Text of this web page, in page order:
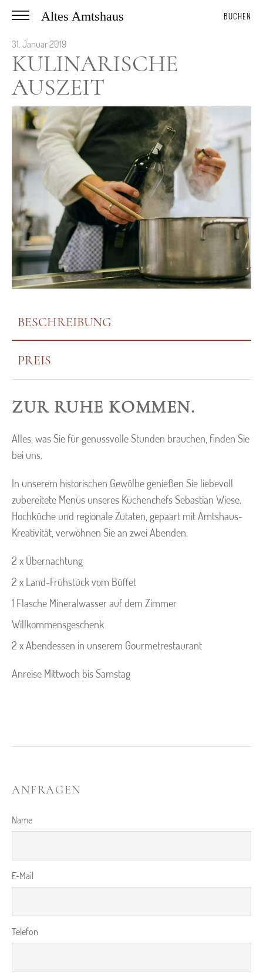
Altes Amtshaus BUCHEN
31. Januar 2019
KULINARISCHE
AUSZEIT
BESCHREIBUNG
PREIS
ZUR RUHE KOMMEN.
Alles, was Sie für genussvolle Stunden brauchen, finden Sie
bei uns.
In unserem historischen Gewölbe genießen Sie liebevoll
zubereitete Menüs unseres Küchenchefs Sebastian Wiese.
Hochküche und regionale Zutaten, gepaart mit Amtshaus-
Kreativität, verwöhnen Sie an zwei Abenden.
2 x Übernachtung
2 x Land-Frühstück vom Büffet
1 Flasche Mineralwasser auf dem Zimmer
Willkommensgeschenk
2 x Abendessen in unserem Gourmetrestaurant
Anreise Mittwoch bis Samstag
ANFRAGEN
Name
E-Mail
Telefon